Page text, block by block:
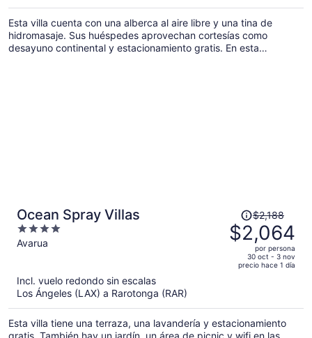
es
de
$3,149
por
Esta villa cuenta con una alberca al aire libre y una tina de
hidromasaje. Sus huéspedes aprovechan cortesías como
desayuno continental y estacionamiento gratis. En esta
Ocean Spray Villas
4
out
Avarua
precio
era
$2,188
es
de
$2,188
$2,064
por persona
30 oct - 3 nov
precio hace 1 día
Incl. vuelo redondo sin escalas
Los Ángeles (LAX) a Rarotonga (RAR)
Esta villa tiene una terraza, una lavandería y estacionamiento
gratis. También hay un jardín, un área de picnic y wifi en las